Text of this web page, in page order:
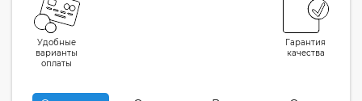
Удобные
варианты
оплаты
Гарантия
качества